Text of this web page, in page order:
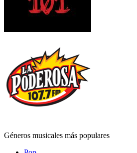
Géneros musicales más populares